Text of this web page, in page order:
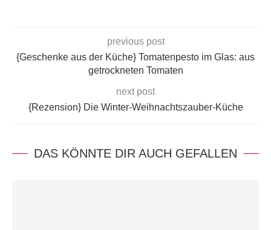
previous post
{Geschenke aus der Küche} Tomatenpesto im Glas: aus
getrockneten Tomaten
next post
{Rezension} Die Winter-Weihnachtszauber-Küche
DAS KÖNNTE DIR AUCH GEFALLEN